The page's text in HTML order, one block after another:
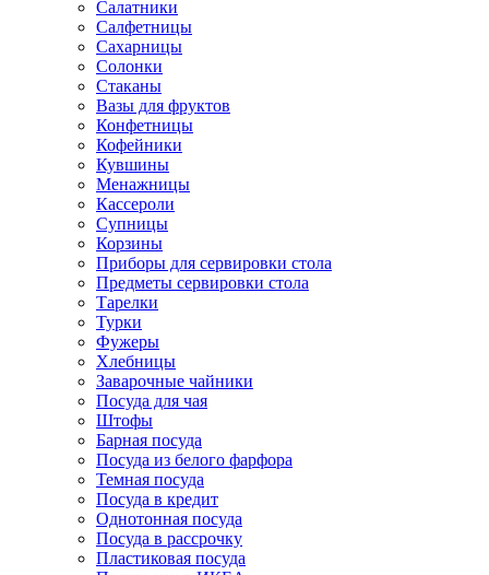
Салатники
Салфетницы
Сахарницы
Солонки
Стаканы
Вазы для фруктов
Конфетницы
Кофейники
Кувшины
Менажницы
Кассероли
Супницы
Корзины
Приборы для сервировки стола
Предметы сервировки стола
Тарелки
Турки
Фужеры
Хлебницы
Заварочные чайники
Посуда для чая
Штофы
Барная посуда
Посуда из белого фарфора
Темная посуда
Посуда в кредит
Однотонная посуда
Посуда в рассрочку
Пластиковая посуда